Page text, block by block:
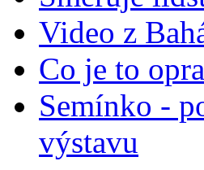
Video z
Co je to
Semínko -
výstavu